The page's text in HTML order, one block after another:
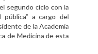
segundo ciclo con la
pública” a cargo del
de la Academia
de Medicina de esta